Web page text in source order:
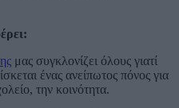
μας συγκλονίζει όλους γιατί
ένας ανείπωτος πόνος για
την κοινότητα.